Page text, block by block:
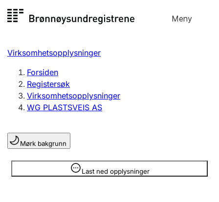
til
Meny
Registersøk
Aksjeselskap
Enkeltpersonforetak
Registrere, endre, slette
Lag og forening
Registrere, endre, slette
Virksomhetsopplysninger
Forsiden
Registersøk
Virksomhetsopplysninger
WG PLASTSVEIS AS
Mørk bakgrunn
Last ned opplysninger
Opplysninger er skjult